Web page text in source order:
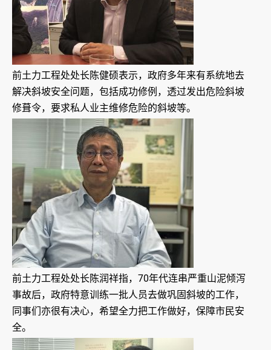
前土力工程处处长陈健硕表示，政府多年来有系统地去
解决斜坡安全问题，包括成功修例，透过发出危险斜坡
修葺令，要求私人业主维修危险的斜坡等。
前土力工程处处长陈润祥指，70年代连串严重山泥倾泻
事故后，政府特意训练一批人员去做巩固斜坡的工作，
同事们亦很有决心，希望全力把工作做好，保障市民安
全。